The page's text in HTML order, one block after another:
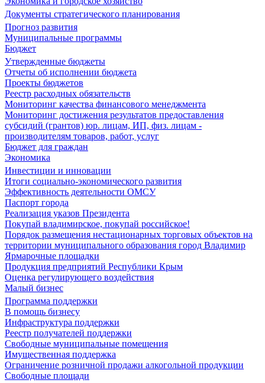
Документы стратегического планирования
Прогноз развития
Муниципальные программы
Бюджет
Утвержденные бюджеты
Отчеты об исполнении бюджета
Проекты бюджетов
Реестр расходных обязательств
Мониторинг качества финансового менеджмента
Мониторинг достижения результатов предоставления
субсидий (грантов) юр. лицам, ИП, физ. лицам -
производителям товаров, работ, услуг
Бюджет для граждан
Экономика
Инвестиции и инновации
Итоги социально-экономического развития
Эффективность деятельности ОМСУ
Паспорт города
Реализация указов Президента
Покупай владимирское, покупай российское!
Порядок размещения нестационарных торговых объектов на
территории муниципального образования город Владимир
Ярмарочные площадки
Продукция предприятий Республики Крым
Оценка регулирующего воздействия
Малый бизнес
Программа поддержки
В помощь бизнесу
Инфраструктура поддержки
Реестр получателей поддержки
Свободные муниципальные помещения
Имущественная поддержка
Ограничение розничной продажи алкогольной продукции
Свободные площади